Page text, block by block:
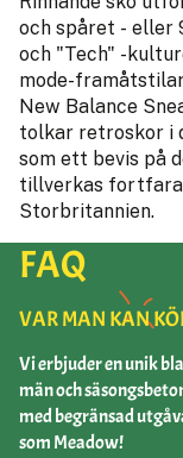
och spåret - eller
och "Tech" -
mode-
New Balance
tolkar retroskor i
som ett bevis på
tillverkas
Storbritannien.
FAQ
VAR MAN KAN
Vi erbjuder en unik
män och
med begränsad
som Meadow!